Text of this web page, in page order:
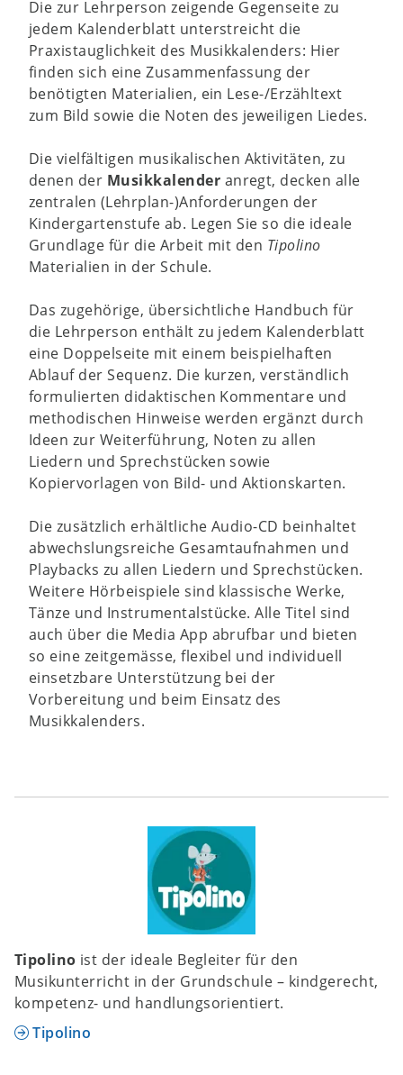
Die zur Lehrperson zeigende Gegenseite zu
jedem Kalenderblatt unterstreicht die
Praxistauglichkeit des Musikkalenders: Hier
finden sich eine Zusammenfassung der
benötigten Materialien, ein Lese-/Erzähltext
zum Bild sowie die Noten des jeweiligen Liedes.
Die vielfältigen musikalischen Aktivitäten, zu
denen der Musikkalender anregt, decken alle
zentralen (Lehrplan-)Anforderungen der
Kindergartenstufe ab. Legen Sie so die ideale
Grundlage für die Arbeit mit den Tipolino
Materialien in der Schule.
Das zugehörige, übersichtliche Handbuch für
die Lehrperson enthält zu jedem Kalenderblatt
eine Doppelseite mit einem beispielhaften
Ablauf der Sequenz. Die kurzen, verständlich
formulierten didaktischen Kommentare und
methodischen Hinweise werden ergänzt durch
Ideen zur Weiterführung, Noten zu allen
Liedern und Sprechstücken sowie
Kopiervorlagen von Bild- und Aktionskarten.
Die zusätzlich erhältliche Audio-CD beinhaltet
abwechslungsreiche Gesamtaufnahmen und
Playbacks zu allen Liedern und Sprechstücken.
Weitere Hörbeispiele sind klassische Werke,
Tänze und Instrumentalstücke. Alle Titel sind
auch über die Media App abrufbar und bieten
so eine zeitgemässe, flexibel und individuell
einsetzbare Unterstützung bei der
Vorbereitung und beim Einsatz des
Musikkalenders.
Tipolino ist der ideale Begleiter für den
Musikunterricht in der Grundschule – kindgerecht,
kompetenz- und handlungsorientiert.
Tipolino